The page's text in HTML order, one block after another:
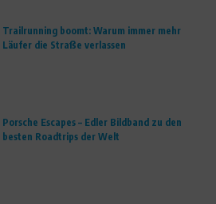
Trailrunning boomt: Warum immer mehr
Läufer die Straße verlassen
Porsche Escapes – Edler Bildband zu den
besten Roadtrips der Welt